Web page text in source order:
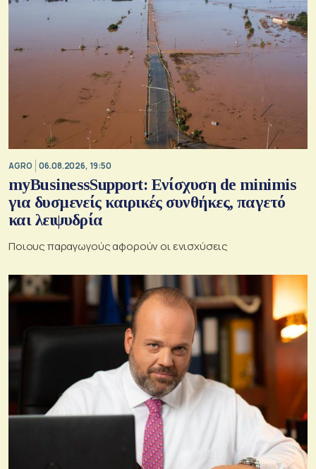
AGRO 06.08.2026, 19:50
myBusinessSupport: Ενίσχυση de minimis
για δυσμενείς καιρικές συνθήκες, παγετό
και λειψυδρία
Ποιους παραγωγούς αφορούν οι ενισχύσεις